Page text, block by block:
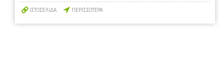
ΙΣΤΟΣΕΛΙΔΑ ΠΕΡΙΣΣΟΤΕΡΑ